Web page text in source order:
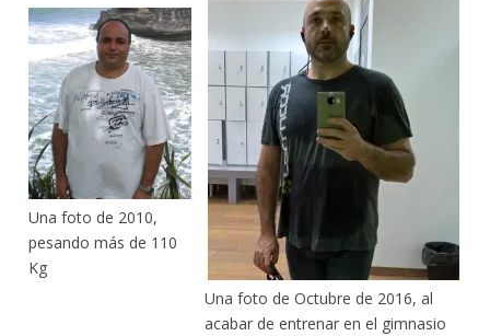
Una foto de 2010,
pesando más de 110
Kg
Una foto de Octubre de 2016, al
acabar de entrenar en el gimnasio